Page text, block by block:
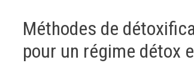
Méthodes de
pour un régime détox